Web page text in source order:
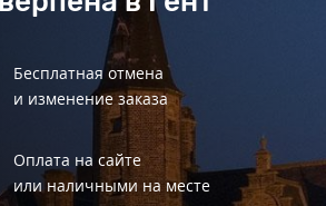
Бесплатная отмена
и изменение заказа
Оплата на сайте
или наличными на месте